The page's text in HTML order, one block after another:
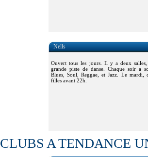
Nells
Ouvert tous les jours. Il y a deux
grande piste de danse. Chaque soir a
Blues, Soul, Reggae, et Jazz. Le mardi,
filles avant 22h.
CLUBS A TENDANCE